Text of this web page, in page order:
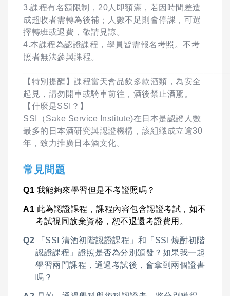
3.課程有名額限制，20人即額滿，若因時間差造
成超收者需轉為後補；人數不足則會停課，可選
擇轉班或退費，敬請見諒。
4.本課程為認證課程，學員皆需報名考照。不考
照者無法參與課程。
【特別提醒】課程當天會品飲多款酒類，為安全
起見，請勿開車或騎車前往，酒後禁止酒駕。
【什麼是SSI？】
SSI（Sake Service Institute)在日本是認證人數
最多的日本酒研究與認證機構，該組織成立逾30
年，致力推廣日本酒文化。
常見問題
Q1 我能夠來學習但是不考證照嗎？
A1 此為認證課程，課程內容包含認證考試，如不
考試視同放棄資格，恕不退還考證費用。
Q2
「SSI 清酒初階認證課程」和「SSI 燒酎初階
認證課程」證照是否為分別頒發？如果我一起
學習兩門課程，通過考試後，會拿到兩個證書
嗎？